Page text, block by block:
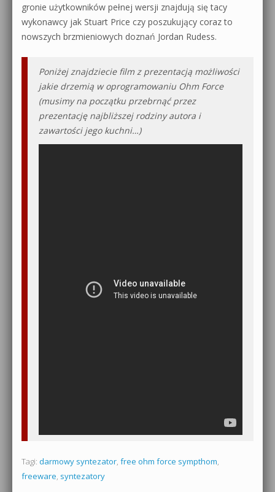
gronie użytkowników pełnej wersji znajdują się tacy
wykonawcy jak Stuart Price czy poszukujący coraz to
nowszych brzmieniowych doznań Jordan Rudess.
Poniżej znajdziecie film z prezentacją możliwości
jakie drzemią w oprogramowaniu Ohm Force
(musimy na początku przebrnąć przez
prezentację najbliższej rodziny autora i
zawartości jego kuchni…)
Tagi: darmowy syntezator, free ohm force sympthom,
freeware, syntezatory